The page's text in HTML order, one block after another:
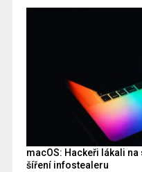
macOS: Hackeři lákali
šíření infostealeru